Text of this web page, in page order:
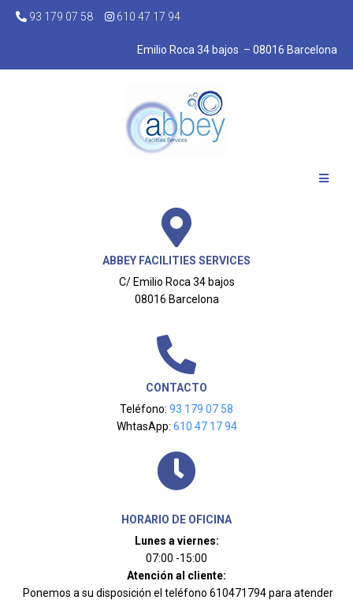
93 179 07 58 610 47 17 94
Emilio Roca 34 bajos – 08016 Barcelona
ABBEY FACILITIES SERVICES
C/ Emilio Roca 34 bajos
08016 Barcelona
CONTACTO
Teléfono: 93 179 07 58
WhtasApp: 610 47 17 94
HORARIO DE OFICINA
Lunes a viernes:
07:00 -15:00
Atención al cliente:
Ponemos a su disposición el teléfono 610471794 para atender